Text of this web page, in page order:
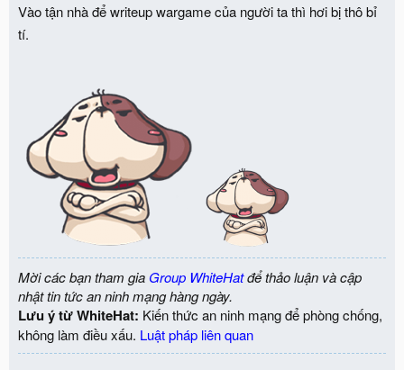
Vào tận nhà để writeup wargame của người ta thì hơi bị thô bỉ
tí.
Mời các bạn tham gia Group WhiteHatđể thảo luận và cập
nhật tin tức an ninh mạng hàng ngày.
Lưu ý từ WhiteHat: Kiến thức an ninh mạng để phòng chống,
không làm điều xấu. Luật pháp liên quan